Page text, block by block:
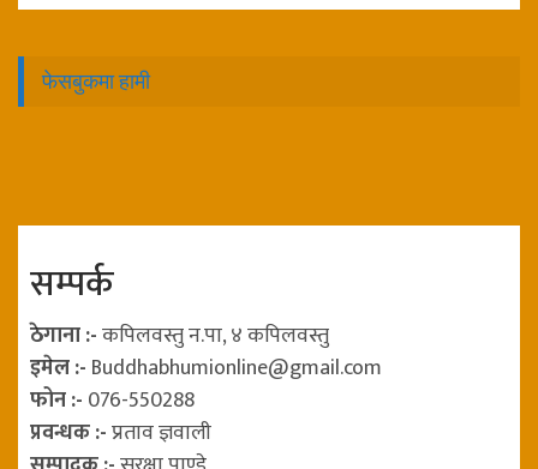
फेसबुकमा हामी
सम्पर्क
ठेगाना :-कपिलवस्तु न.पा, ४ कपिलवस्तु
इमेल :- Buddhabhumionline@gmail.com
फोन :- 076-550288
प्रवन्धक :-प्रताव ज्ञवाली